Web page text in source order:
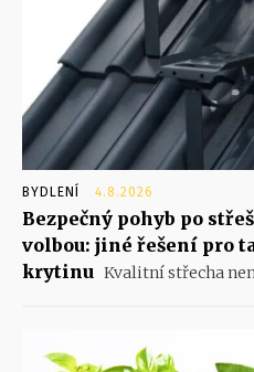
BYDLENÍ 4.8.2026
Bezpečný pohyb po
volbou: jiné řešení pro
krytinu Kvalitní střecha